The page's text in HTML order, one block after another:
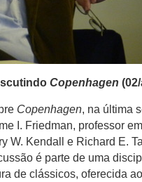
Copenhagen
Copenhagen, na última
I. Friedman, professor
W. Kendall e Richard E.
é parte de uma
de clássicos, oferecida